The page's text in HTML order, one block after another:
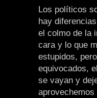
Los políticos
hay
el colmo de la
cara y lo que
estupidos,
equivocados,
se vayan y